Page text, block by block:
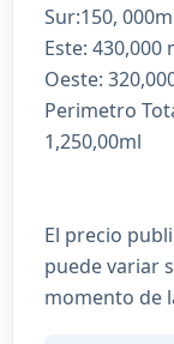
Sur:150,
Este: 430,000
Oeste:
Perimetro
1,250,00ml
El precio
puede variar
momento de